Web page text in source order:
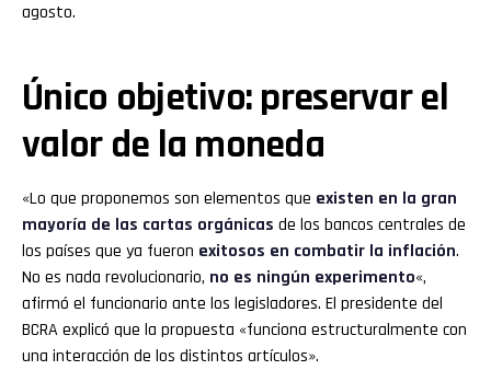
agosto.
Único objetivo: preservar el
valor de la moneda
«Lo que proponemos son elementos que existen en la gran
mayoría de las cartas orgánicas de los bancos centrales de
los países que ya fueron exitosos en combatir la inflación.
No es nada revolucionario, no es ningún experimento«,
afirmó el funcionario ante los legisladores. El presidente del
BCRA explicó que la propuesta «funciona estructuralmente con
una interacción de los distintos artículos».